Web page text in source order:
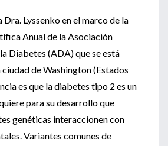
Lyssenko en el marco de la
Anual de la Asociación
Diabetes (ADA) que se está
de Washington (Estados
es que la diabetes tipo 2 es un
para su desarrollo que
genéticas interaccionen con
Variantes comunes de